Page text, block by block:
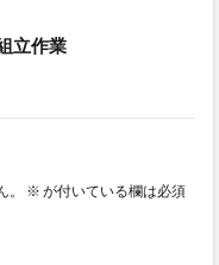
立作業
※ が付いている欄は必須